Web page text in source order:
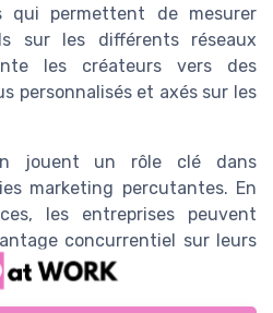
qui permettent de mesurer
sur les différents réseaux
les créateurs vers des
personnalisés et axés sur les
jouent un rôle clé dans
marketing percutantes. En
les entreprises peuvent
concurrentiel sur leurs